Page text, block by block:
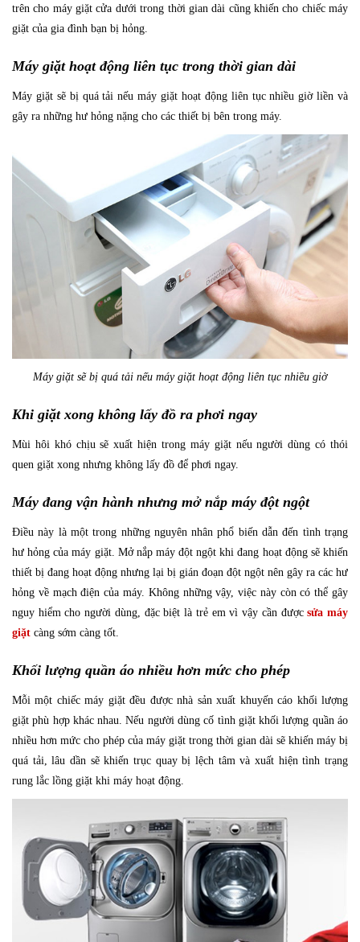
trên cho máy giặt cửa dưới trong thời gian dài cũng khiến cho chiếc máy
giặt của gia đình bạn bị hỏng.
Máy giặt hoạt động liên tục trong thời gian dài
Máy giặt sẽ bị quá tải nếu máy giặt hoạt động liên tục nhiều giờ liền và
gây ra những hư hỏng nặng cho các thiết bị bên trong máy.
Máy giặt sẽ bị quá tải nếu máy giặt hoạt động liên tục nhiều giờ
Khi giặt xong không lấy đồ ra phơi ngay
Mùi hôi khó chịu sẽ xuất hiện trong máy giặt nếu người dùng có thói
quen giặt xong nhưng không lấy đồ để phơi ngay.
Máy đang vận hành nhưng mở nắp máy đột ngột
Điều này là một trong những nguyên nhân phổ biến dẫn đến tình trạng
hư hỏng của máy giặt. Mở nắp máy đột ngột khi đang hoạt động sẽ khiến
thiết bị đang hoạt động nhưng lại bị gián đoạn đột ngột nên gây ra các hư
hỏng về mạch điện của máy. Không những vậy, việc này còn có thể gây
nguy hiểm cho người dùng, đặc biệt là trẻ em vì vậy cần đượcsửa máy
giặt càng sớm càng tốt.
Khối lượng quần áo nhiều hơn mức cho phép
Mỗi một chiếc máy giặt đều được nhà sản xuất khuyến cáo khối lượng
giặt phù hợp khác nhau. Nếu người dùng cố tình giặt khối lượng quần áo
nhiều hơn mức cho phép của máy giặt trong thời gian dài sẽ khiến máy bị
quá tải, lâu dần sẽ khiến trục quay bị lệch tâm và xuất hiện tình trạng
rung lắc lồng giặt khi máy hoạt động.